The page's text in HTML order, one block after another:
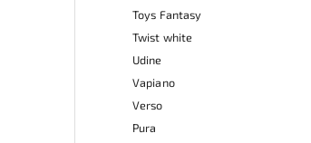
Toys Fantasy
Twist white
Udine
Vapiano
Verso
Pura